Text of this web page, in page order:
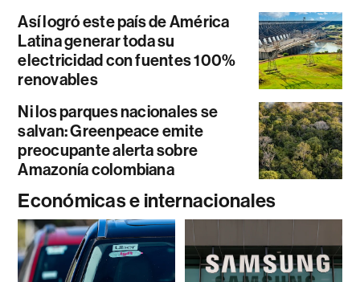
Así logró este país de América
Latina generar toda su
electricidad con fuentes 100%
renovables
Ni los parques nacionales se
salvan: Greenpeace emite
preocupante alerta sobre
Amazonía colombiana
Económicas e internacionales